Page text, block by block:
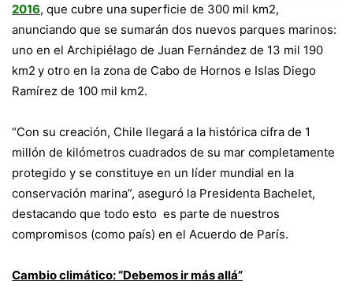
2016, que cubre una superficie de 300 mil km2,
anunciando que se sumarán dos nuevos parques marinos:
uno en el Archipiélago de Juan Fernández de 13 mil 190
km2 y otro en la zona de Cabo de Hornos e Islas Diego
Ramírez de 100 mil km2.
“Con su creación, Chile llegará a la histórica cifra de 1
millón de kilómetros cuadrados de su mar completamente
protegido y se constituye en un líder mundial en la
conservación marina”, aseguró la Presidenta Bachelet,
destacando que todo esto es parte de nuestros
compromisos (como país) en el Acuerdo de París.
Cambio climático: “Debemos ir más allá”